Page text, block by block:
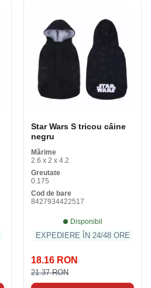
Star Wars S tricou câine
negru
Mărime
2.6 x 2 x 4.2
Greutate
0.175
Cod de bare
8427934422517
Disponibil
EXPEDIERE ÎN 24/48 ORE
18.16 RON
21.37 RON